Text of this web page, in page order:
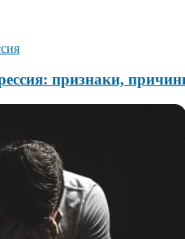
признаки,